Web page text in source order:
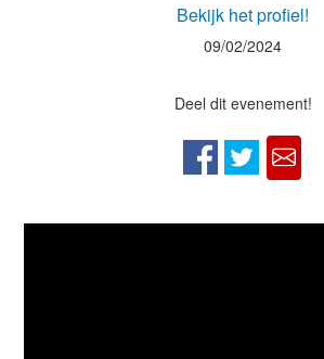
Bekijk het profiel!
09/02/2024
Deel dit evenement!